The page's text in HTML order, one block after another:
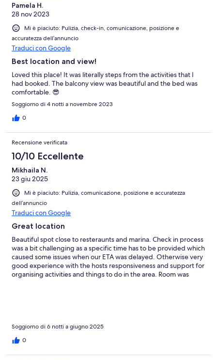
Pamela H.
28 nov 2023
Mi è piaciuto: Pulizia, check-in, comunicazione, posizione e
accuratezza dell’annuncio
Traduci con Google
Best location and view!
Loved this place! It was literally steps from the activities that I
had booked. The balcony view was beautiful and the bed was
comfortable. 😎
Soggiorno di 4 notti a novembre 2023
0
Recensione verificata
10/10 Eccellente
Mikhaila N.
23 giu 2025
Mi è piaciuto: Pulizia, comunicazione, posizione e accuratezza
dell’annuncio
Traduci con Google
Great location
Beautiful spot close to resteraunts and marina. Check in process
was a bit challenging as a specific time has to be provided which
caused some issues when our ETA was delayed. Otherwise very
good experience with the hosts responsiveness and support for
organising activities and things to do in the area. Room was
Soggiorno di 6 notti a giugno 2025
0